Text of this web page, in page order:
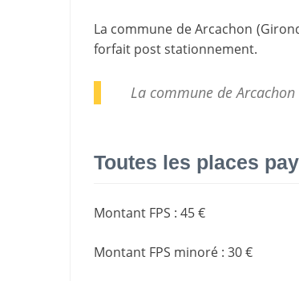
La commune deArcachon (
forfait post stationnement.
La commune de
Toutes les places
Montant FPS : 45 €
Montant FPS minoré : 30 €